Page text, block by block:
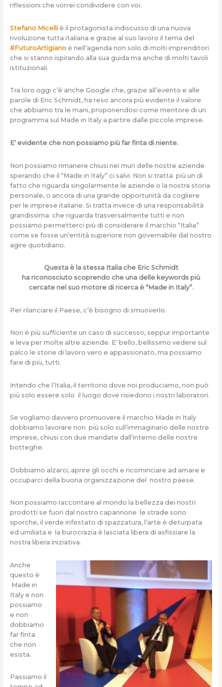
riflessioni che vorrei condividere con voi.
Stefano Micelliè il protagonista indiscusso di una nuova
rivoluzione tutta italiana e grazie al suo lavoro il tema del
#FuturoArtigianoè nell’agenda non solo di molti imprenditori
che si stanno ispirando alla sua guida ma anche di molti tavoli
istituzionali.
Tra loro oggi c’è anche Google che, grazie all’evento e alle
parole di Eric Schmidt, ha reso ancora più evidente il valore
che abbiamo tra le mani, proponendosi come mentore di un
programma sul Made in Italy a partire dalle piccole imprese.
E’ evidente che non possiamo più far finta di niente.
Non possiamo rimanere chiusi nei muri delle nostre aziende
sperando che il “Made in Italy” ci salvi. Non si tratta più un di
fatto che riguarda singolarmente le aziende o la nostra storia
personale, o ancora di una grande opportunità da cogliere
per le imprese italiane. Si tratta invece di una responsabilità
grandissima che riguarda trasversalmente tutti e non
possiamo permetterci più di considerare il marchio “Italia”
come se fosse un’entità superiore non governabile dal nostro
agire quotidiano.
Questa è la stessa Italia che Eric Schmidt
ha riconosciuto scoprendo che una delle keywords più
cercate nel suo motore di ricerca è “Made in Italy”.
Per rilanciare il Paese, c’è bisogno di smuoverlo.
Non è più sufficiente un caso di successo, seppur importante
e leva per molte altre aziende. E’ bello, bellissimo vedere sul
palco le storie di lavoro vero e appassionato, ma possiamo
fare di più, tutti.
Intendo che l’Italia, il territorio dove noi produciamo, non può
più solo essere solo il luogo dove risiedono i nostri laboratori.
Se vogliamo davvero promuovere il marchio Made in Italy
dobbiamo lavorare non più solo sull’immaginario delle nostre
imprese, chiusi con due mandate dall’interno delle nostre
botteghe.
Dobbiamo alzarci, aprire gli occhi e ricominciare ad amare e
occuparci della buona organizzazione del nostro paese.
Non possiamo raccontare al mondo la bellezza dei nostri
prodotti se fuori dal nostro capannone le strade sono
sporche, il verde infestato di spazzatura, l’arte è deturpata
ed umiliata e la burocrazia è lasciata libera di asfissiare la
nostra libera iniziativa.
Anche
questo è
Made in
Italy e non
possiamo
e non
dobbiamo
far finta
che non
esista.
Passiamo il